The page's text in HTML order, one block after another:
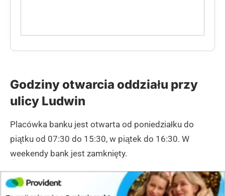
Godziny otwarcia oddziału przy
ulicy Ludwin
Placówka banku jest otwarta od poniedziałku do
piątku od 07:30 do 15:30, w piątek do 16:30. W
weekendy bank jest zamknięty.